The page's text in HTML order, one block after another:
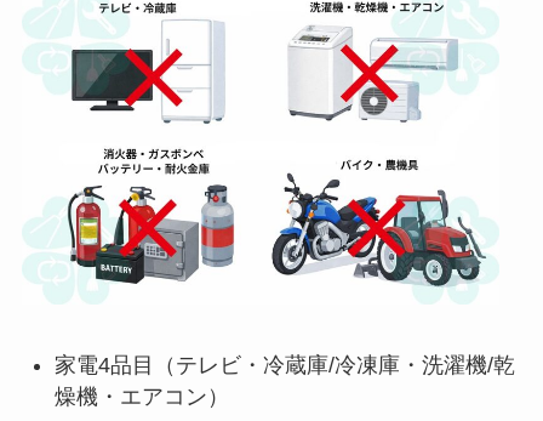
家電4品目（テレビ・冷蔵庫/冷凍庫・洗濯機/乾
燥機・エアコン）